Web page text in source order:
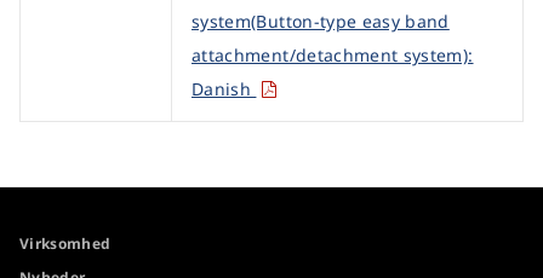
system(Button-type easy band
attachment/detachment system):
Danish
Virksomhed